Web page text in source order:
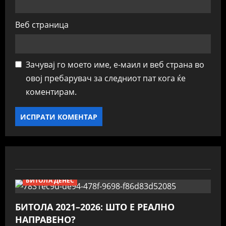
Веб страница
Зачувај го моето име, е-маил и веб страна во
овој пребарувач за следниот пат кога ќе
коментирам.
БИТОЛА ДЕНЕС
БИТОЛА 2021–2026: ШТО Е РЕАЛНО
НАПРАВЕНО?